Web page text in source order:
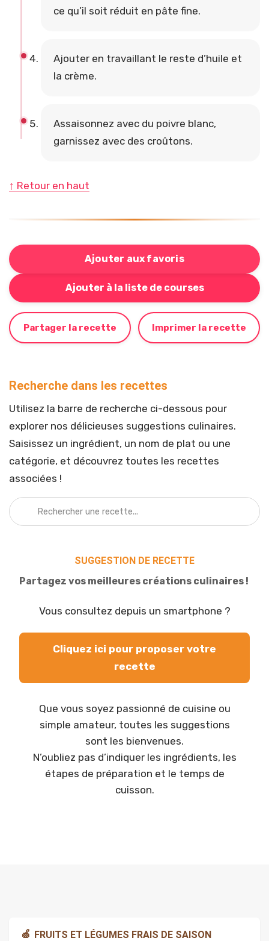
ce qu’il soit réduit en pâte fine.
Ajouter en travaillant le reste d’huile et
la crème.
Assaisonnez avec du poivre blanc,
garnissez avec des croûtons.
↑ Retour en haut
Ajouter aux favoris
Ajouter à la liste de courses
Bouton pour ajouter cette recette à votre liste de
Partager la recette Imprimer la recette
Recherche dans les recettes
Utilisez la barre de recherche ci-dessous pour
explorer nos délicieuses suggestions culinaires.
Saisissez un ingrédient, un nom de plat ou une
catégorie, et découvrez toutes les recettes
associées !
SUGGESTION DE RECETTE
Partagez vos meilleures créations culinaires !
Vous consultez depuis un smartphone ?
Cliquez ici pour proposer votre
recette
Que vous soyez passionné de cuisine ou
simple amateur, toutes les suggestions
sont les bienvenues.
N’oubliez pas d’indiquer les ingrédients, les
étapes de préparation et le temps de
cuisson.
🍏 FRUITS ET LÉGUMES FRAIS DE SAISON